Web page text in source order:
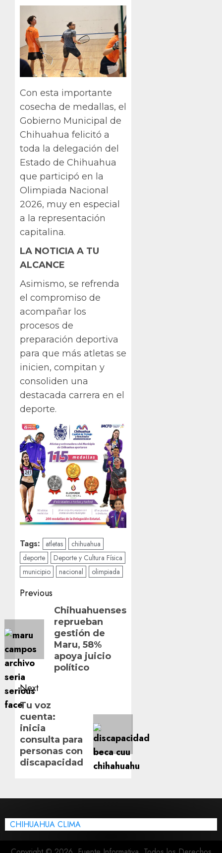
Con esta importante
cosecha de medallas, el
Gobierno Municipal de
Chihuahua felicitó a
toda la delegación del
Estado de Chihuahua
que participó en la
Olimpiada Nacional
2026, muy en especial
a la representación
capitalina.
LA NOTICIA A TU
ALCANCE
Asimismo, se refrenda
el compromiso de
acompañar los
procesos de
preparación deportiva
para que más atletas se
inicien, compitan y
consoliden una
destacada carrera en el
deporte.
Tags: atletas
chihuahua
deporte
Deporte y Cultura Física
municipio
nacional olimpiada
Post
navigation
Previous
PreviousChihuahuenses
reprueban
gestión de
Maru, 58%
apoya juicio
político
Next
Next
post:
Tu voz
cuenta:
inicia
consulta para
personas con
discapacidad
CHIHUAHUA CLIMA